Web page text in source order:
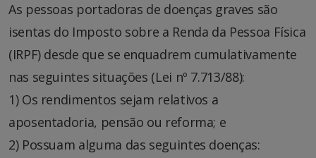
As pessoas portadoras de doenças graves são
isentas do Imposto sobre a Renda da Pessoa Física
(IRPF) desde que se enquadrem cumulativamente
nas seguintes situações (Lei nº 7.713/88):
1) Os rendimentos sejam relativos a
aposentadoria, pensão ou reforma; e
2) Possuam alguma das seguintes doenças: